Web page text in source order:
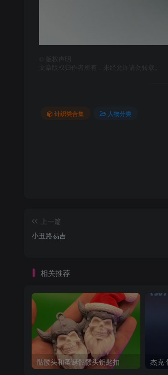
版权声明
文章版权归作者所有，未经允许请勿转载。
针织类合集 人物分类
上一篇
小丑路易吉
相关推荐
骷髅头和圣诞骷髅头钥匙扣